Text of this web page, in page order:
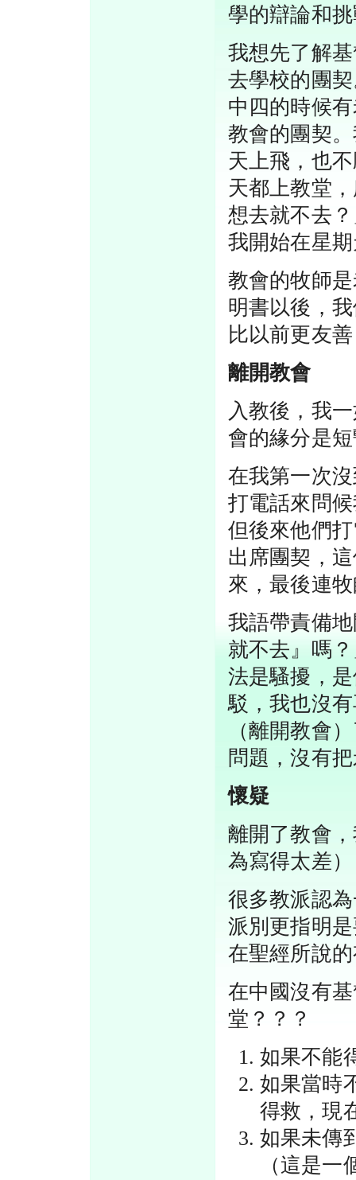
學的辯論和
我想先了解
去學校的團
中四的時候
教會的團契
天上飛，也
天都上教堂
想去就不去
我開始在星
教會的牧師
明書以後，
比以前更友
離開教會
入教後，我
會的緣分是
在我第一次
打電話來問
但後來他們
出席團契，
來，最後連
我語帶責備
就不去』嗎
法是騷擾，
駁，我也沒
（離開教會
問題，沒有
懷疑
離開了教會
為寫得太差
很多教派認
派別更指明
在聖經所說
在中國沒有
堂？？？
如果不能
如果當時
得救，現
如果未傳
（這是